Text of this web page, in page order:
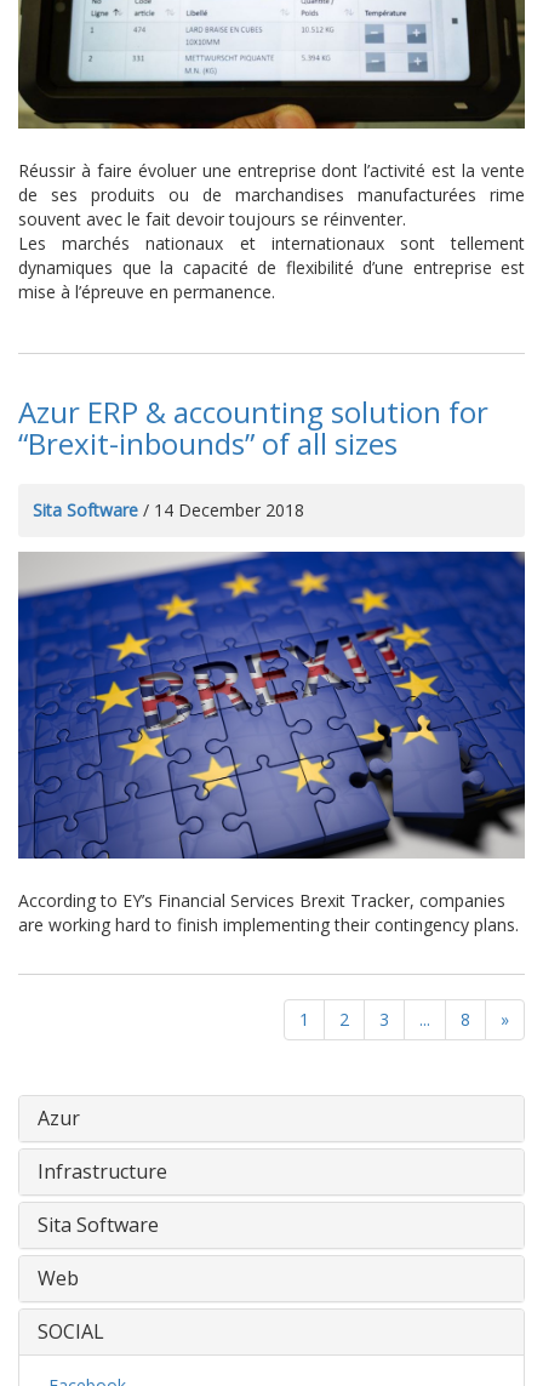
Réussir à faire évoluer une entreprise dont l’activité est la vente
de ses produits ou de marchandises manufacturées rime
souvent avec le fait devoir toujours se réinventer.
Les marchés nationaux et internationaux sont tellement
dynamiques que la capacité de flexibilité d’une entreprise est
mise à l’épreuve en permanence.
Azur ERP & accounting solution for
“Brexit-inbounds” of all sizes
Sita Software / 14 December 2018
According to EY’s Financial Services Brexit Tracker, companies
are working hard to finish implementing their contingency plans.
1 2 3 ... 8 »
Azur
Infrastructure
Sita Software
Web
SOCIAL